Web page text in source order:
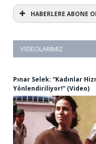
HABERLERE ABONE
VIDEOLARIMIZ
Pınar Selek: “Kadınlar
Yönlendiriliyor!” (Video)